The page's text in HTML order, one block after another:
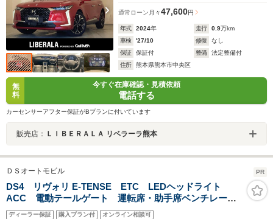
通常ローン 月々47,600円
年式 2024年 走行 0.9万km
車検
'27/10 修復
なし
保証
保証付 整備
法定整備付
住所
熊本県熊本市中央区
無
料
今すぐ在庫確認・見積依頼
電話する
カーセンサーアフター保証がBプランに付いています
販売店： ＬＩＢＥＲＡＬＡ リベラーラ熊本
ＤＳオートモビル PR
DS4 リヴォリ E-TENSE ETC LEDヘッドライト
ACC 電動テールゲート 運転席・助手席ベンチレーシ
ョン ステアリングヒーター プラグインハイブリッド
ディーラー保証 購入プラン付 オンライン相談可